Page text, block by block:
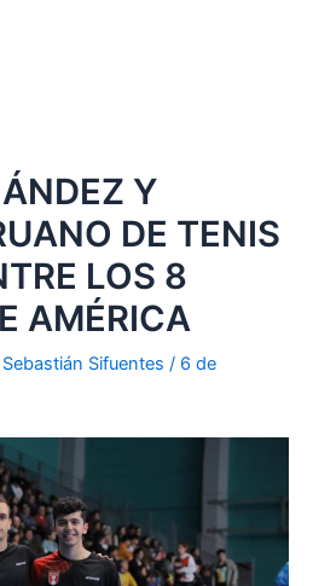
Y
DE TENIS
LOS 8
AMÉRICA
Sebastián Sifuentes / 6 de